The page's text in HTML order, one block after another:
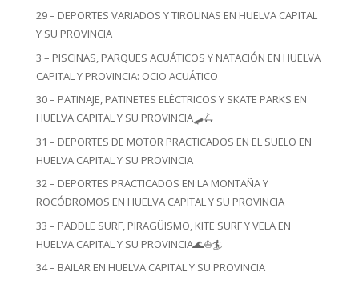
29 – DEPORTES VARIADOS Y TIROLINAS EN HUELVA CAPITAL
Y SU PROVINCIA
3 – PISCINAS, PARQUES ACUÁTICOS Y NATACIÓN EN HUELVA
CAPITAL Y PROVINCIA: OCIO ACUÁTICO
30 – PATINAJE, PATINETES ELÉCTRICOS Y SKATE PARKS EN
HUELVA CAPITAL Y SU PROVINCIA🛹🛴
31 – DEPORTES DE MOTOR PRACTICADOS EN EL SUELO EN
HUELVA CAPITAL Y SU PROVINCIA
32 – DEPORTES PRACTICADOS EN LA MONTAÑA Y
ROCÓDROMOS EN HUELVA CAPITAL Y SU PROVINCIA
33 – PADDLE SURF, PIRAGÜISMO, KITE SURF Y VELA EN
HUELVA CAPITAL Y SU PROVINCIA🌊⛵🏄
34 – BAILAR EN HUELVA CAPITAL Y SU PROVINCIA